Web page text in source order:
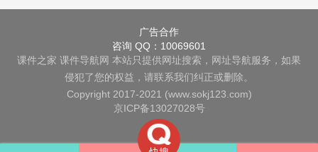
广告合作
咨询 QQ：10069601
课件之家 课件导航网 本站只提供网址搜索，网址导航服务，如果
侵犯了您的权益，请联系我们纠正或删除。
Copyright 2017-2021 (www.sokj123.com)
京ICP备13027028号